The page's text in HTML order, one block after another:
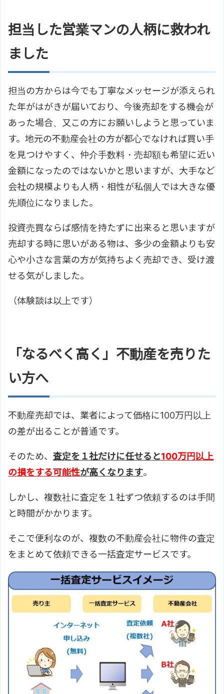
担当した営業マンの人柄に救われ
ました
担当の方からは今でも丁寧なメッセージが添えられ
た年がはがきが届いており、今後売却をする機会が
あった場合、又この方にお願いしようと思っていま
す。地元の不動産会社の方が都心でなければ買い手
を見つけやすく、仲介手数料・売却額も希望に近い
金額になったのではないかと思いますが、大手など
会社の規模よりも人柄・相性が私個人では大きな優
先順位になりました。
投資売買ならば感情を持たずに出来ると思いますが
売却する時に思いがある物は、多少の金額よりも安
心や小さな言葉の方が気持ちよく売却でき、受け渡
せる気がしました。
（体験談は以上です）
「なるべく高く」不動産を売りた
い方へ
不動産売却では、業者によって価格に100万円以上
の差が出ることが普通です。
そのため、 査定を１社だけに任せると100万円以上
の損をする可能性が高くなります。
しかし、複数社に査定を１社ずつ依頼するのは手間
と時間がかかります。
そこで便利なのが、複数の不動産会社に物件の査定
をまとめて依頼できる一括査定サービスです。